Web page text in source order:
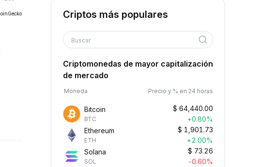
Criptos más populares
Buscar
Criptomonedas de mayor capitalización
de mercado
Moneda Precio y % en 24 horas
Bitcoin
BTC
$ 64,440.00
+0.80%
Ethereum
ETH
$ 1,901.73
+2.00%
Solana
SOL
$ 73.26
-0.60%